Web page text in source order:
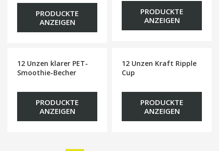
PRODUCKTE
ANZEIGEN
PRODUCKTE
ANZEIGEN
12 Unzen klarer PET-
Smoothie-Becher
PRODUCKTE
ANZEIGEN
12 Unzen Kraft Ripple
Cup
PRODUCKTE
ANZEIGEN